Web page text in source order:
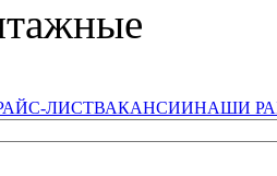
ЛИСТВАКАНСИИНАШИ